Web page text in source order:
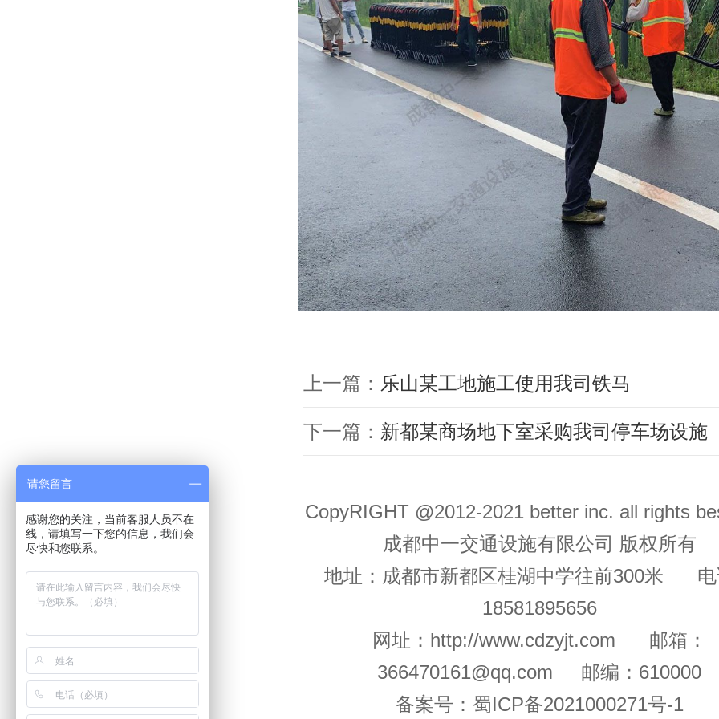
上一篇： 乐山某工地施工使用我司铁马
下一篇： 新都某商场地下室采购我司停车场设施
CopyRIGHT @2012-2021 better inc. all rights
成都中一交通设施有限公司 版权所有
地址：成都市新都区桂湖中学往前300米 电
18581895656
网址： http://www.cdzyjt.com 邮箱：
366470161@qq.com 邮编：610000
备案号： 蜀ICP备2021000271号-1
请您留言
感谢您的关注，当前客服人员不在
线，请填写一下您的信息，我们会
尽快和您联系。